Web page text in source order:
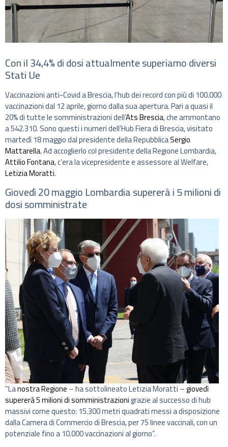
Con il 34,4% di dosi attualmente superiamo diversi
Stati Ue
Vaccinazioni anti-Covid a Brescia, l’hub dei record con più di 100.000
vaccinazioni dal 12 aprile, giorno dalla sua apertura. Pari a quasi il
20% di tutte le somministrazioni dell’Ats Brescia, che ammontano
a 542.310. Sono questi i numeri dell’Hub Fiera di Brescia, visitato
martedì 18 maggio dal presidente della RepubblicaSergio
Mattarella.Ad accoglierlo col presidente della Regione Lombardia,
Attilio Fontana, c’era la vicepresidente e assessore al Welfare,
Letizia Moratti.
Giovedì 20 maggio Lombardia supererà i 5 milioni di
dosi somministrate
“Lanostra Regione – ha sottolineato Letizia Moratti –giovedì
supererà 5 milioni di somministrazionigrazie al successo di hub
massivi come questo: 15.300 metri quadrati messi a disposizione
dalla Camera di Commercio di Brescia, per 75 linee vaccinali, con un
potenziale fino a 10.000 vaccinazioni al giorno”.